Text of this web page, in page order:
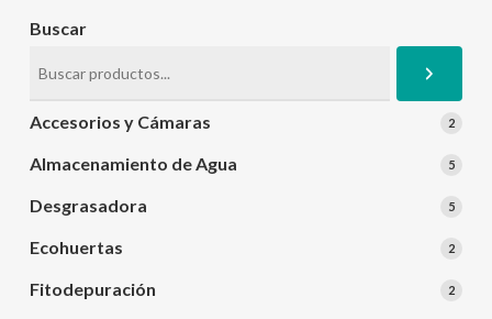
Buscar
Accesorios y Cámaras 22
Almacenamiento de Agua 55
Desgrasadora 55
Ecohuertas 22
Fitodepuración 22